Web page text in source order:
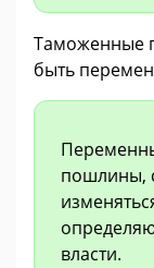
Таможенные
быть
пошлины,
власти.